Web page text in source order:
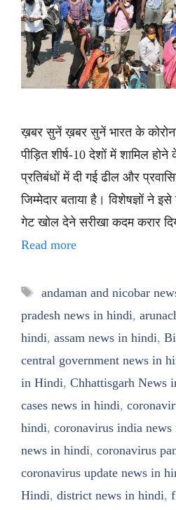
ख़बर सुनें ख़बर सुनें भारत के
पीड़ित शीर्ष-10 देशों में शामिल होने
प्रतिबंधों में दी गई ढील और
जिम्मेदार बताया है। विशेषज्ञों ने
गेट खोल देने सरीखा कदम करार
Read more
Tags
andaman and nicobar
pradesh news in hindi,
hindi, assam news in hindi,
central government news in
in Hindi, Chhattisgarh News
cases news in hindi,
hindi, coronavirus india
news in hindi, coronavirus
coronavirus update news in
Hindi, district news in hindi,